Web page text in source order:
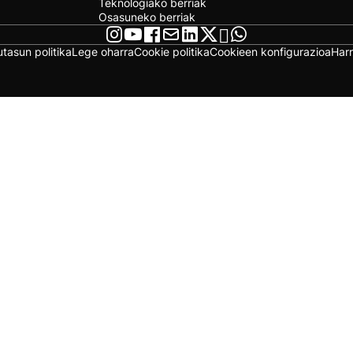
Teknologiako berriak
Osasuneko berriak
politikaLege oharraCookie politikaCookieen konfigurazioa